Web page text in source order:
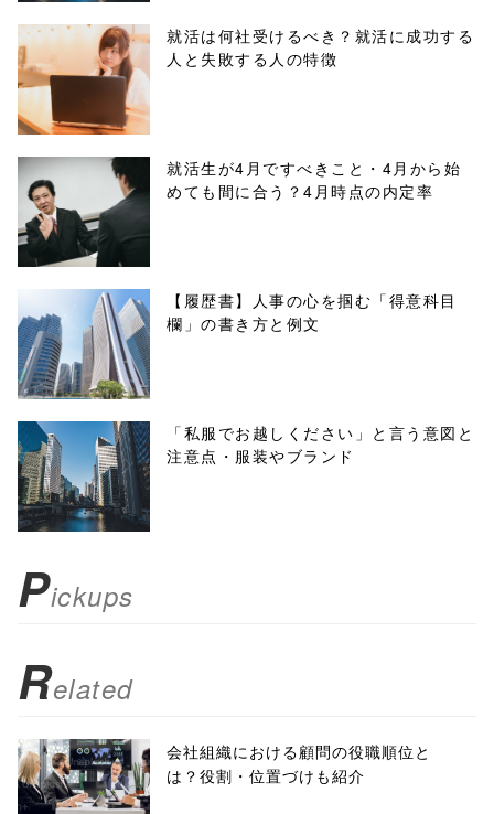
parts/sns-
buttons.php on
line10
/1026689"
onclick="windo
w.open(this.hre
f, 'Gwindow',
'width=550,
height=450,
menubar=no,
toolbar=no,
scrollbars=yes'
false;"> シェア
就活は何社受けるべき？就活に成功する
人と失敗する人の特徴
就活生が4月ですべきこと・4月から始
めても間に合う？4月時点の内定率
【履歴書】人事の心を掴む「得意科目
欄」の書き方と例文
「私服でお越しください」と言う意図と
注意点・服装やブランド
Pickups
Related
会社組織における顧問の役職順位と
は？役割・位置づけも紹介